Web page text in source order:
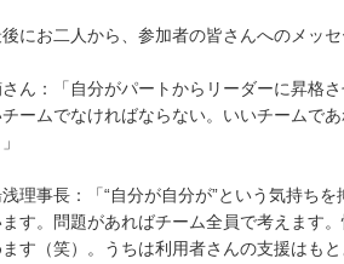
お二人から、参加者の皆さんへのメッセ
：「自分がパートからリーダーに昇格さ
ームでなければならない。いいチームで
事長：「“自分が自分が”という気持ちを
す。問題があればチーム全員で考えます
す（笑）。うちは利用者さんの支援はも